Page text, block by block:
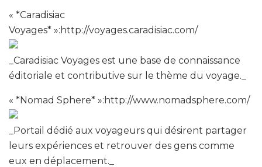
« *Caradisiac
Voyages* »:http://voyages.caradisiac.com/
_Caradisiac Voyages est une base de connaissance
éditoriale et contributive sur le thème du voyage._
« *Nomad Sphere* »:http://www.nomadsphere.com/
_Portail dédié aux voyageurs qui désirent partager
leurs expériences et retrouver des gens comme
eux en déplacement._